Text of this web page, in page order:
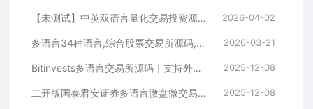
【未测试】中英双语言量化交易投资源码跟单搬砖区块链交易所源码前端uniapp纯源码+后端PHP 2026-04-02
多语言34种语言,综合股票交易所源码,可二开 2026-03-21
Bitinvests多语言交易所源码｜支持外汇美股期货、合约期权、现货C2C、平台币与AI理财的全功能数字资产交易平台（含Vue前端+PHP后端纯源码） 2025-12-08
二开版国泰君安证券多语言微盘微交易所系统源码 | HTML前端+PHP后端 2025-12-08